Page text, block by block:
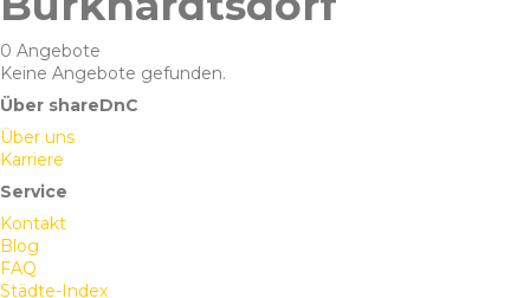
0 Angebote
Keine Angebote gefunden.
Über shareDnC
Über uns
Karriere
Service
Kontakt
Blog
FAQ
Städte-Index